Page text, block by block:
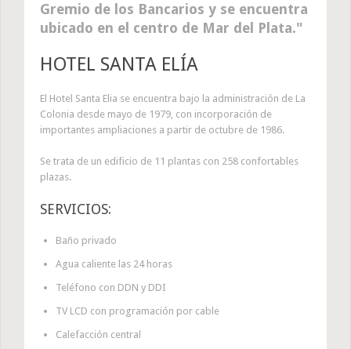
Gremio de los Bancarios y se encuentra
ubicado en el centro de Mar del Plata.
HOTEL SANTA ELÍA
El Hotel Santa Elia se encuentra bajo la administración de La
Colonia desde mayo de 1979, con incorporación de
importantes ampliaciones a partir de octubre de 1986.
Se trata de un edificio de 11 plantas con 258 confortables
plazas.
SERVICIOS:
Baño privado
Agua caliente las 24 horas
Teléfono con DDN y DDI
TV LCD con programación por cable
Calefacción central